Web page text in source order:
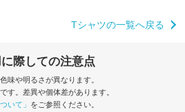
Tシャツの一覧へ戻る
際しての注意点
味や明るさが異なります。
す。差異や個体差があります。
いて」 をご参照ください。